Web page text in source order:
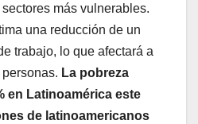
más vulnerables.
una reducción de un
trabajo, lo que afectará a
La pobreza
en Latinoamérica este
de latinoamericanos